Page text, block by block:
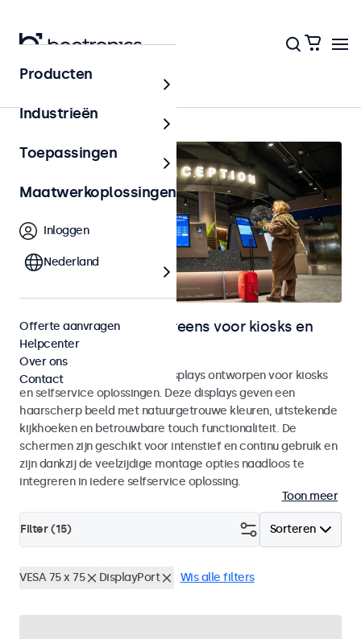
Home
Monitoren en touchscreens voor kiosks en
selfservice
Monitoren en touchscreen displays ontworpen voor kiosks
en selfservice oplossingen. Deze displays geven een
haarscherp beeld met natuurgetrouwe kleuren, uitstekende
kijkhoeken en betrouwbare touch functionaliteit. De
schermen zijn geschikt voor intenstief en continu gebruik en
zijn dankzij de veelzijdige montage opties naadloos te
integreren in iedere selfservice oplossing.
Toon meer
Sorteren
Filter (15)
VESA 75 x 75 DisplayPort Wis alle filters
Producten
Industrieën
Toepassingen
Maatwerkoplossingen
Inloggen
Nederland
Offerte aanvragen
Helpcenter
Over ons
Contact